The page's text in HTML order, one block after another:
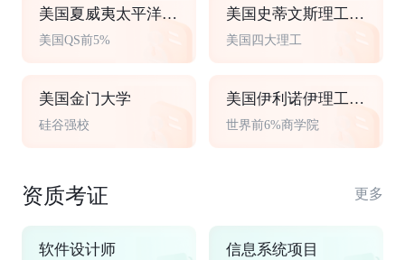
美国夏威夷太平洋大学
美国QS前5%
美国史蒂文斯理工学院
美国四大理工
美国金门大学
硅谷强校
美国伊利诺伊理工大学
世界前6%商学院
资质考证 更多
软件设计师 信息系统项目